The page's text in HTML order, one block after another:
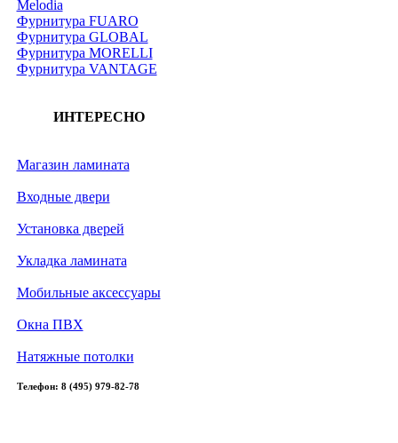
Melodia
Фурнитура FUARO
Фурнитура GLOBAL
Фурнитура MORELLI
Фурнитура VANTAGE
ИНТЕРЕСНО
Магазин ламината
Входные двери
Установка дверей
Укладка ламината
Мобильные аксессуары
Окна ПВХ
Натяжные потолки
Телефон: 8 (495) 979-82-78